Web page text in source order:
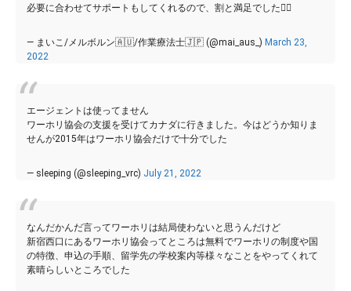
必要に合わせてサポートもしてくれるので、割と満足でした🙆‍♀️
— まいこ/メルボルン🇦🇺/作業療法士🇯🇵 (@mai_aus_) March 23,
2022
エージェントは使ってません
ワーホリ協会の支援を受けてカナダに行きました。今はどうか知りま
せんが2015年はワーホリ協会だけで十分でした
— sleeping (@sleeping_vrc) July 21, 2022
なんだかんだ言ってワーホリは結局使わないと思うんだけど
新宿西口にあるワーホリ協会ってところは無料でワーホリの制度や国
の特徴、申込の手順、留学先の学校案内等様々なことをやってくれて
素晴らしいところでした